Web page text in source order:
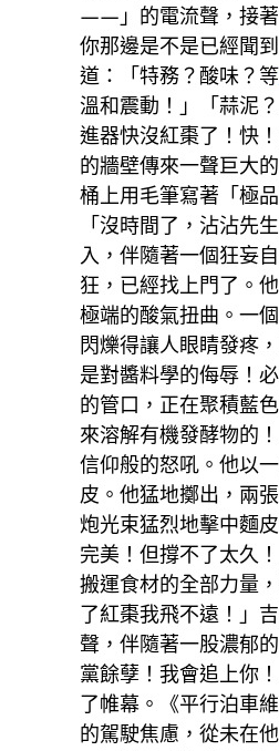
——」的電流聲，接著
你那邊是不是已經聞
道：「特務？酸味？等
溫和震動！」「蒜泥
進器快沒紅棗了！快
的牆壁傳來一聲巨大
桶上用毛筆寫著「極
「沒時間了，沾沾先
入，伴隨著一個狂妄
狂，已經找上門了。
極端的酸氣扭曲。一
閃爍得讓人眼睛發疼
是對醬料學的侮辱！
的管口，正在聚積藍
來溶解有機發酵物的
信仰般的怒吼。他以
皮。他猛地擲出，兩
炮光束猛烈地擊中麵
完美！但撐不了太久
搬運食材的全部力量
了紅棗我飛不遠！」
聲，伴隨著一股濃郁
黨餘孽！我會追上你
了帷幕。《平行泊車
的駕駛焦慮，從未在